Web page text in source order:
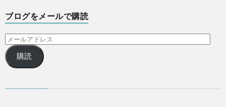
ブログをメールで購読
購読